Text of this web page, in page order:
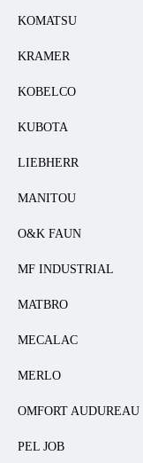
KOMATSU
KRAMER
KOBELCO
KUBOTA
LIEBHERR
MANITOU
O&K FAUN
MF INDUSTRIAL
MATBRO
MECALAC
MERLO
OMFORT AUDUREAU
PEL JOB